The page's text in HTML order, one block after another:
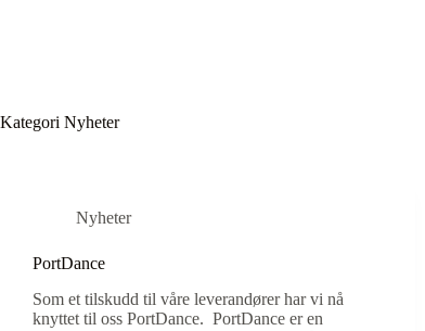
Kategori Nyheter
Nyheter
PortDance
Som et tilskudd til våre leverandører har vi nå
knyttet til oss PortDance. PortDance er en